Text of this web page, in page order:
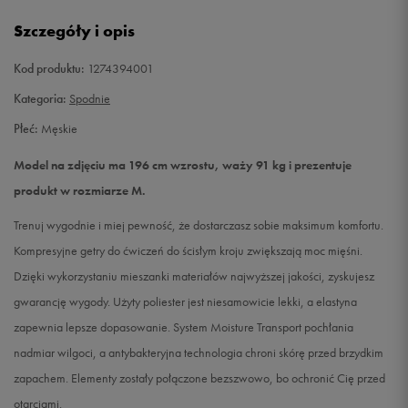
Szczegóły i opis
Kod produktu: 1274394001
Kategoria: Spodnie
Płeć: Męskie
Model na zdjęciu ma 196 cm wzrostu, waży 91 kg i prezentuje
produkt w rozmiarze M.
Trenuj wygodnie i miej pewność, że dostarczasz sobie maksimum komfortu.
Kompresyjne getry do ćwiczeń do ścisłym kroju zwiększają moc mięśni.
Dzięki wykorzystaniu mieszanki materiałów najwyższej jakości, zyskujesz
gwarancję wygody. Użyty poliester jest niesamowicie lekki, a elastyna
zapewnia lepsze dopasowanie. System Moisture Transport pochłania
nadmiar wilgoci, a antybakteryjna technologia chroni skórę przed brzydkim
zapachem. Elementy zostały połączone bezszwowo, bo ochronić Cię przed
otarciami.